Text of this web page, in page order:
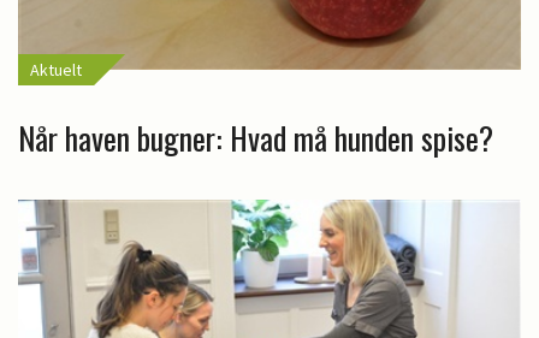
Aktuelt
Når haven bugner: Hvad må hunden spise?